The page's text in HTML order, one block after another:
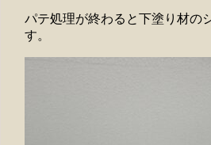
パテ処理が終わると下塗り材の
す。